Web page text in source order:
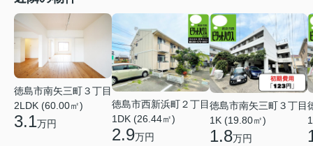
徳島市南矢三町３丁目
2LDK (60.00㎡)
3.1万円
徳島市西新浜町２丁目
1DK (26.44㎡)
2.9万円
徳島市南矢三町３丁目
1K (19.80㎡)
1.8万円